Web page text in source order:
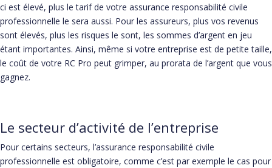
ci est élevé, plus le tarif de votre assurance responsabilité civile
professionnelle le sera aussi. Pour les assureurs, plus vos revenus
sont élevés, plus les risques le sont, les sommes d’argent en jeu
étant importantes. Ainsi, même si votre entreprise est de petite taille,
le coût de votre RC Pro peut grimper, au prorata de l’argent que vous
gagnez.
Le secteur d’activité de l’entreprise
Pour certains secteurs, l’assurance responsabilité civile
professionnelle est obligatoire, comme c’est par exemple le cas pour